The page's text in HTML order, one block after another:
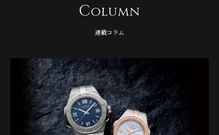
Column
連載コラム